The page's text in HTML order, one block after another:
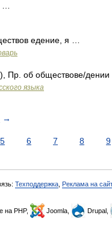
едение, я …
Пр. об обществове/дении
языка
→
5 6 7 8 9
Техподдержка Реклама на
на PHP, Joomla, Drupal,